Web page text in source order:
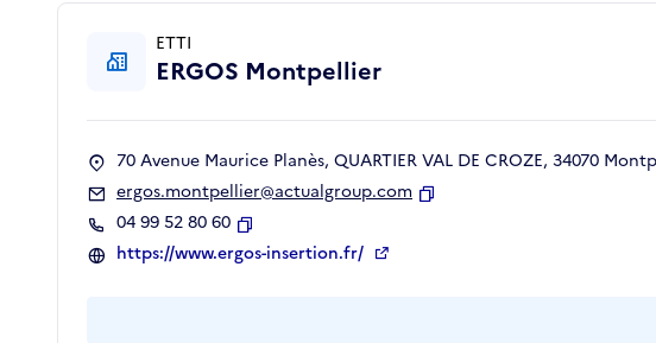
ETTI
ERGOS Montpellier
70 Avenue Maurice Planès, QUARTIER VAL DE CROZE, 34070
ergos.montpellier@actualgroup.com
04 99 52 80 60
Copier
https://www.ergos-insertion.fr/